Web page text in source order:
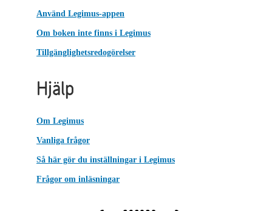
Använd Legimus-appen
Om boken inte finns i Legimus
Tillgänglighetsredogörelser
Hjälp
Om Legimus
Vanliga frågor
Så här gör du inställningar i Legimus
Frågor om inläsningar